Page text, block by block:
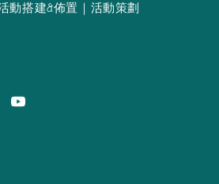
動搭建&佈置｜活動策劃